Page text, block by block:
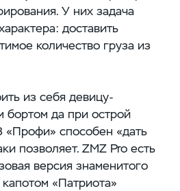
У них задача
доставить
количество груза из
из себя девицу-
бортом да при острой
«Профи» способен «дать
позволяет. ZMZ Pro есть
версия знаменитого
«Патриота»